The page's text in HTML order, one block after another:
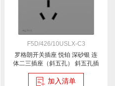
F5D/426/10USLX-C3
罗格朗开关插座 悦铂 深砂银 连
体二三插座（斜五孔） 斜五孔插
座 10A
加入清单